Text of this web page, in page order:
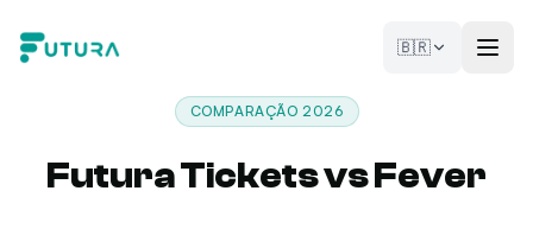
🇧🇷
COMPARAÇÃO 2026
Futura Tickets vs Fever